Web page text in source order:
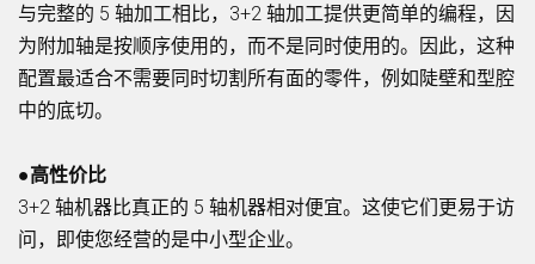
与完整的 5 轴加工相比，3+2 轴加工提供更简单的编程，因
为附加轴是按顺序使用的，而不是同时使用的。因此，这种
配置最适合不需要同时切割所有面的零件，例如陡壁和型腔
中的底切。
●高性价比
3+2 轴机器比真正的 5 轴机器相对便宜。这使它们更易于访
问，即使您经营的是中小型企业。